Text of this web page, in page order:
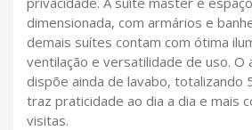
dimensionada, com armários e
demais suítes contam com ótima
ventilação e versatilidade de uso. O
dispõe ainda de lavabo, totalizando
traz praticidade ao dia a dia e mais
visitas.